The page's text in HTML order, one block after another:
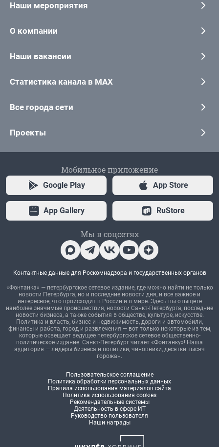
Наши мероприятия
О компании
Наши вакансии
Статистика канала в MAX
Все города сети
Проекты
Мобильное приложение
Google Play App Store
App Gallery RuStore
Мы в соцсетях
Контактные данные для Роскомнадзора и государственных органов
«Фонтанка» — петербургское сетевое издание, где можно найти не только
новости Петербурга, но и последние новости дня, и все важное и
интересное, что происходит в России и в мире. Здесь вы отыщете
наиболее значимые происшествия, новости Санкт-Петербурга, последние
новости бизнеса, а также события в обществе, культуре, искусстве.
Политика и власть, бизнес и недвижимость, дороги и автомобили,
финансы и работа, город и развлечения — вот только некоторые из тем,
которые освещает ведущее петербургское сетевое общественно-
политическое издание. Санкт-Петербург читает «Фонтанку»! Наша
аудитория — лидеры бизнеса и политики, чиновники, десятки тысяч
горожан.
Пользовательское соглашение
Политика обработки персональных данных
Правила использования материалов сайта
Политика использования cookies
Рекомендательные системы
Деятельность в сфере ИТ
Руководство пользователя
Наши награды